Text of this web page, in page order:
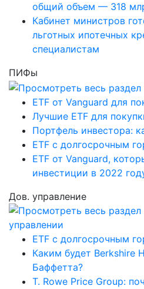
общий объем — 318
Кабинет министров
льготных ипотечных
специалистам
ПИФы
ETF от Vanguard для
Лучшие ETF для
Портфель инвестора:
ETF с долгосрочным
ETF от Vanguard,
инвестиции в 2022
Дов. управление
ETF с долгосрочным
Каким будет Berkshire
Баффетта?
T. Rowe Price Group: